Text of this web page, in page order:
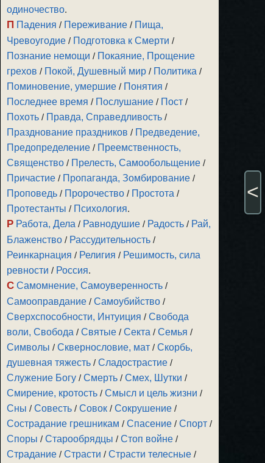
одиночество.
П Падения / Переживание / Пища,
Чревоугодие / Подготовка к Смерти /
Познание немощи / Покаяние, Прощение
грехов / Покой, Душевный мир / Политика /
Поминовение, умершие / Понятия /
Последнее время / Послушание / Пост /
Похоть / Правда, Справедливость /
Празднование праздников / Предведение,
Предопределение / Преемственность,
Священство / Прелесть, Самообольщение /
Причастие / Пропаганда, Зомбирование /
Проповедь / Пророчество / Простота /
Протестанты / Психология.
Р Работа, Дела / Равнодушие / Радость / Рай,
Блаженство / Рассудительность /
Реинкарнация / Религия / Решимость, сила
ревности / Россия.
С Самомнение, Самоуверенность /
Самооправдание /Самоубийство /
Сверхспособности, Интуиция /Свобода
воли, Свобода /Святые /Секта /Семья /
Символы /Сквернословие, мат /Скорбь,
душевная тяжесть /Сладострастие /
Служение Богу /Смерть /Смех, Шутки /
Смирение, кротость /Смысл и цель жизни /
Сны /Совесть /Совок /Сокрушение /
Сострадание грешникам /Спасение /Спорт /
Споры /Старообрядцы /Стоп войне /
Страдание /Страсти /Страсти телесные /
<